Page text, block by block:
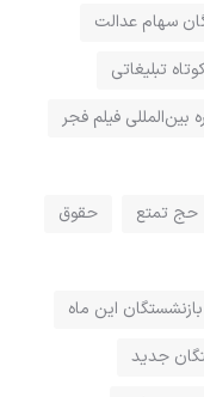
سهام عدالت
تبلیغاتی
بین‌المللی فیلم فجر
حج تمتع
حقوق
این ماه
جدید